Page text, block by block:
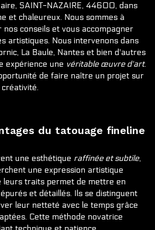
SAINT-NAZAIRE, 44600, dans
et chaleureux. Nous sommes à
conseils et vous accompagner
artistiques. Nous intervenons dans
La Baule, Nantes et bien d'autres
expérience une véritable œuvre d'art.
de faire naître un projet sur
du tatouage fineline
une esthétique raffinée et subtile,
une expression artistique
leurs traits permet de mettre en
et détaillés. Ils se distinguent
leur netteté avec le temps grâce
Cette méthode novatrice